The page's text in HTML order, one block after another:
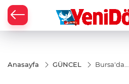
Anasayfa GÜNCEL
Bursa'da